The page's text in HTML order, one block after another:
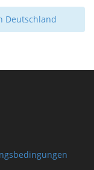
Deutschland